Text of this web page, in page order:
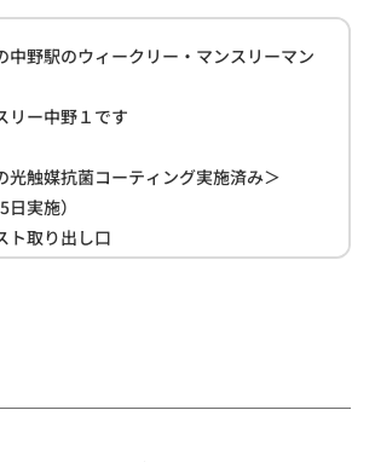
中野駅のウィークリー・マンスリーマン
リー中野１です
光触媒抗菌コーティング実施済み＞
日実施）
ト取り出し口
トのダイヤル部分
号ボタン箇所
り口扉の持ち手部分（入り口側、出口側